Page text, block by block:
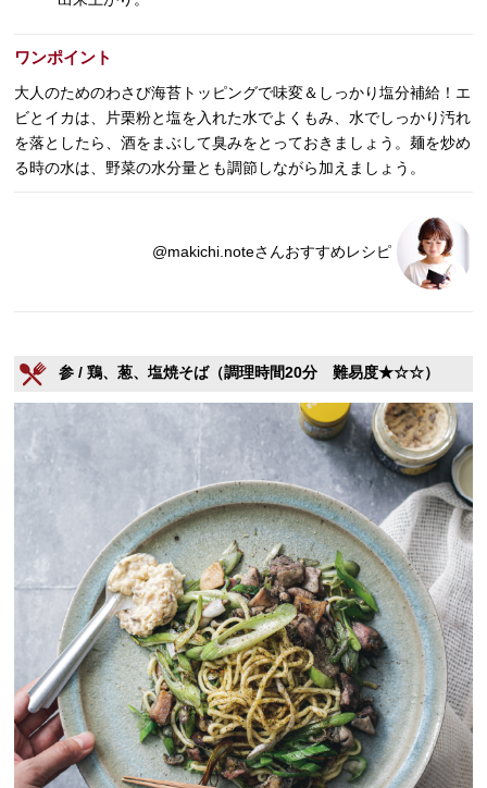
ワンポイント
大人のためのわさび海苔トッピングで味変＆しっかり塩分補給！エ
ビとイカは、片栗粉と塩を入れた水でよくもみ、水でしっかり汚れ
を落としたら、酒をまぶして臭みをとっておきましょう。麺を炒め
る時の水は、野菜の水分量とも調節しながら加えましょう。
@makichi.noteさんおすすめレシピ
参 / 鶏、葱、塩焼そば（調理時間20分 難易度★☆☆）